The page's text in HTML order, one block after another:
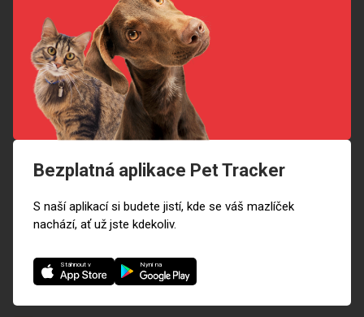
Bezplatná aplikace Pet Tracker
S naší aplikací si budete jistí, kde se váš mazlíček
nachází, ať už jste kdekoliv.
Stáhnout v Nyní na